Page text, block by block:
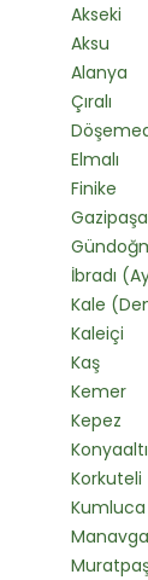
Akseki
Aksu
Alanya
Çıralı
Elmalı
Finike
Gazipaşa
İbradı
Kale
Kaleiçi
Kaş
Kemer
Kepez
Konyaaltı
Korkuteli
Kumluca